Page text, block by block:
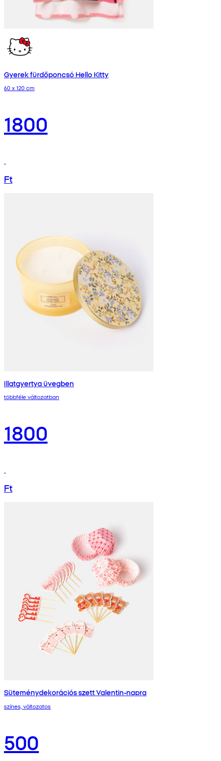
Gyerek fürdőponcsó Hello Kitty
60 x 120 cm
1800
Ft
Illatgyertya üvegben
többféle változatban
1800
Ft
Süteménydekorációs szett Valentin-napra
színes, változatos
500